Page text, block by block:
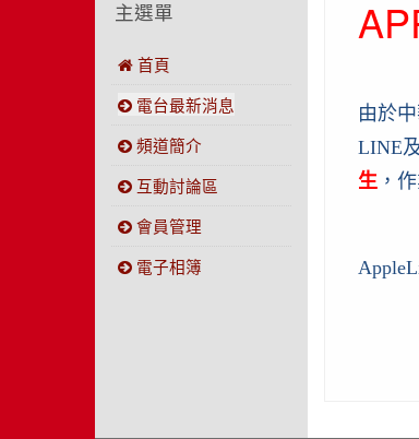
由於
LINE
生 ，
主選單
首頁
電台最新消息
頻道簡介
互動討論區
會員管理
電子相簿